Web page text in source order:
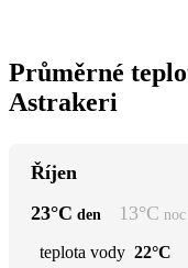
Průměrné
Astrakeri
Říjen
23°C den 13°C noc
teplota vody 22°C